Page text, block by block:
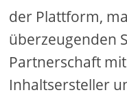
der Plattform,
überzeugenden
Partnerschaft
Inhaltsersteller